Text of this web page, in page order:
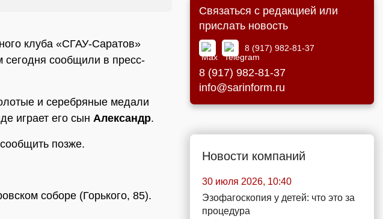
клуба «СГАУ-Саратов»
сообщили в пресс-
и серебряные медали
играет его сын Александр.
позже.
соборе (Горького, 85).
Связаться с редакцией или
прислать новость
8 (917) 982-81-37
8 (917) 982-81-37
info@sarinform.ru
Новости компаний
30 июля 2026, 10:40
Эзофагоскопия у детей: что это за
процедура